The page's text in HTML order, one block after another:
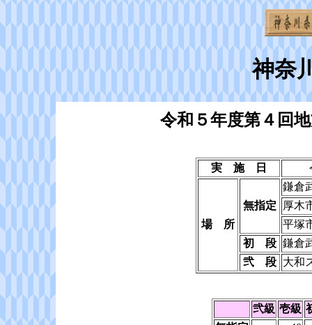
神奈
令和５年度第４回
実 施 日
場 所
無指定
鎌倉
厚木
平塚
初 段 鎌倉
弐 段 大和
弐級 壱級